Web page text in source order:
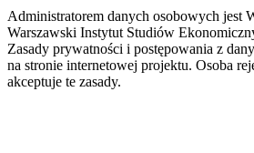
Administratorem danych osobowych jest
Warszawski Instytut Studiów
Zasady prywatności i postępowania z
na stronie internetowej projektu. Osoba
akceptuje te zasady.